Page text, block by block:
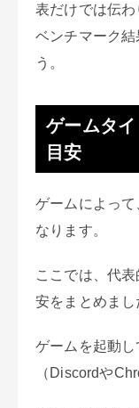
表だけでは伝
ベンチマーク
う。
ゲームタ
目安
ゲームによっ
なります。
ここでは、代
安をまとめまし
ゲームを起動
（Discordや